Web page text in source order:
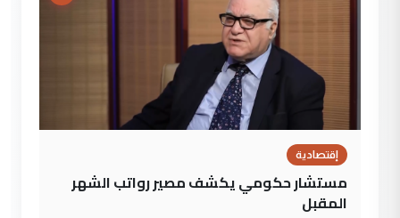
إقتصادية
مستشار حكومي يكشف مصير رواتب الشهر
المقبل